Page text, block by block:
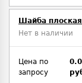
Шайба
Нет в наличии
Цена по
запросу